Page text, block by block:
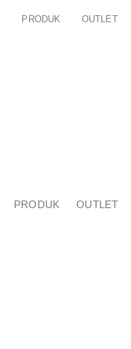
PRODUK OUTLET
PRODUK OUTLET